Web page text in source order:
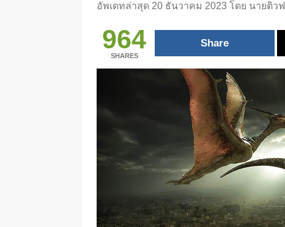
อัพเดทล่าสุด 20 ธันวาคม 2023 โดย นายติว
964
SHARES
Share